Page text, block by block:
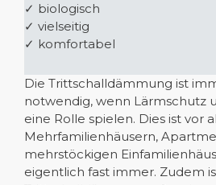
✓ biologisch
✓ vielseitig
✓ komfortabel
Die Trittschalldämmung ist
notwendig, wenn Lärmschutz
eine Rolle spielen. Dies ist vor
Mehrfamilienhäusern,
mehrstöckigen
eigentlich fast immer. Zudem